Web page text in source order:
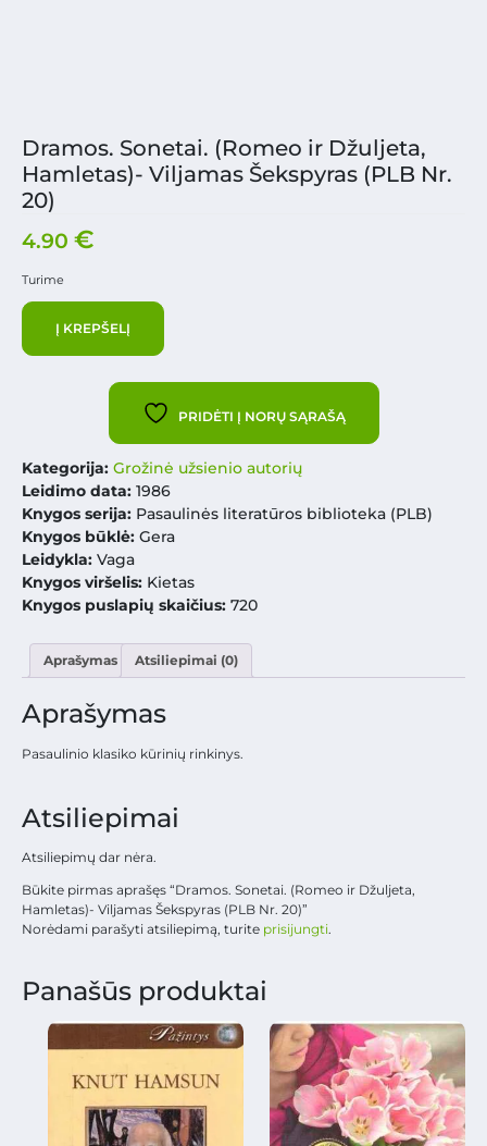
Dramos. Sonetai. (Romeo ir Džuljeta,
Hamletas)- Viljamas Šekspyras (PLB Nr.
20)
4.90 €
Turime
Į KREPŠELĮ
PRIDĖTI Į NORŲ SĄRAŠĄ
Kategorija: Grožinė užsienio autorių
Leidimo data: 1986
Knygos serija: Pasaulinės literatūros biblioteka (PLB)
Knygos būklė: Gera
Leidykla: Vaga
Knygos viršelis: Kietas
Knygos puslapių skaičius: 720
Aprašymas Atsiliepimai (0)
Aprašymas
Pasaulinio klasiko kūrinių rinkinys.
Atsiliepimai
Atsiliepimų dar nėra.
Būkite pirmas aprašęs “Dramos. Sonetai. (Romeo ir Džuljeta,
Hamletas)- Viljamas Šekspyras (PLB Nr. 20)”
Norėdami parašyti atsiliepimą, turite prisijungti.
Panašūs produktai